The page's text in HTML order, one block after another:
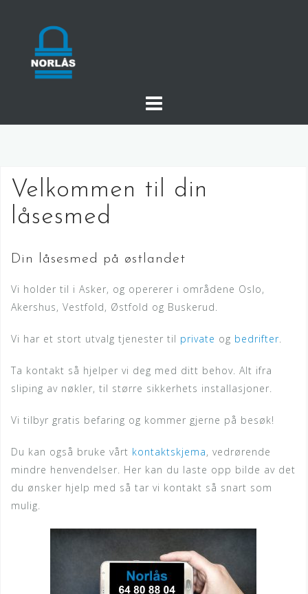
Velkommen til din
låsesmed
Din låsesmed på østlandet
Vi holder til i Asker, og opererer i områdene Oslo,
Akershus, Vestfold, Østfold og Buskerud.
Vi har et stort utvalg tjenester til private og bedrifter.
Ta kontakt så hjelper vi deg med ditt behov. Alt ifra
sliping av nøkler, til større sikkerhets installasjoner.
Vi tilbyr gratis befaring og kommer gjerne på besøk!
Du kan også bruke vårt kontaktskjema, vedrørende
mindre henvendelser. Her kan du laste opp bilde av det
du ønsker hjelp med så tar vi kontakt så snart som
mulig.